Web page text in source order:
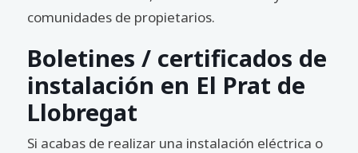
comunidades de propietarios.
Boletines / certificados de
instalación en El Prat de
Llobregat
Si acabas de realizar una instalación eléctrica o